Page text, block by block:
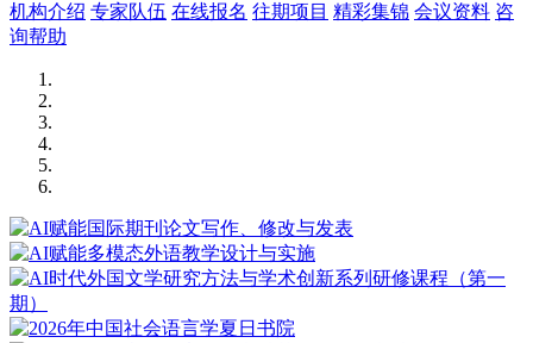
机构介绍 专家队伍 在线报名 往期项目 精彩集锦 会议资料 咨
询帮助